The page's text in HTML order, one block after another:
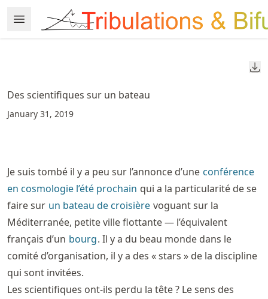
to
article
to
content
Open Menu
Made with MyST
Des scientifiques sur un bateau
January 31, 2019
Je suis tombé il y a peu sur l’annonce d’une conférence
en cosmologie l’été prochain qui a la particularité de se
faire sur un bateau de croisière voguant sur la
Méditerranée, petite ville flottante — l’équivalent
français d’un bourg. Il y a du beau monde dans le
comité d’organisation, il y a des « stars » de la discipline
qui sont invitées.
Les scientifiques ont-ils perdu la tête ? Le sens des